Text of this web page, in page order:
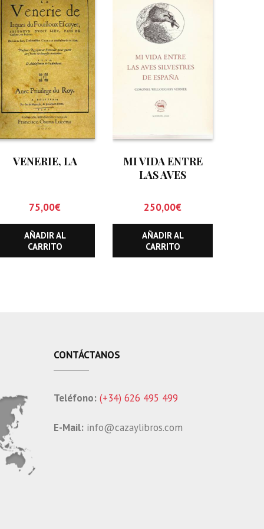
VENERIE, LA
75,00€
AÑADIR AL
CARRITO
MI VIDA ENTRE
LAS AVES
ESPAÑA
250,00€
AÑADIR AL
CARRITO
CONTÁCTANOS
Teléfono: (+34) 626 495 499
E-Mail: info@cazaylibros.com